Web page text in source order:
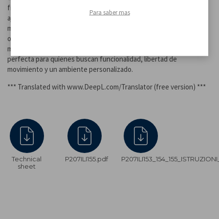
fría o natural, mientras que manteniendo pulsado el botón se
ajusta fácilmente la intensidad luminosa según el ambiente y el
momento del día. Gracias a su batería integrada de alta capacidad,
ofrece una autonomía prolongada (más de 36 horas a intensidad
mínima). Recargable mediante el cable USB incluido, es la solución
perfecta para quienes buscan funcionalidad, libertad de
movimiento y un ambiente personalizado.
*** Translated with www.DeepL.com/Translator (free version) ***
Technical
sheet
P207ILI155.pdf
Para saber mas